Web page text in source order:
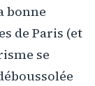
bonne
de Paris (et
se